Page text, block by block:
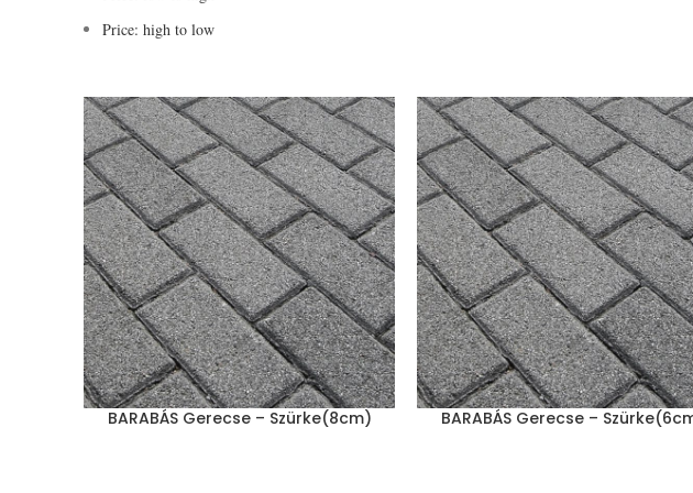
Price: high to low
BARABÁS Gerecse – Szürke(8cm) BARABÁS Gerecse –